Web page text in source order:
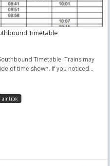
Timetable
Timetable. Trains may
of time shown. If you noticed...
amtrak